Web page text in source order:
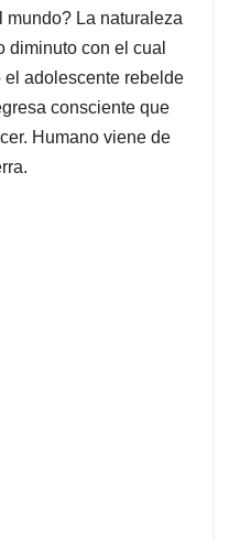
mundo? La naturaleza
diminuto con el cual
el adolescente rebelde
consciente que
Humano viene de